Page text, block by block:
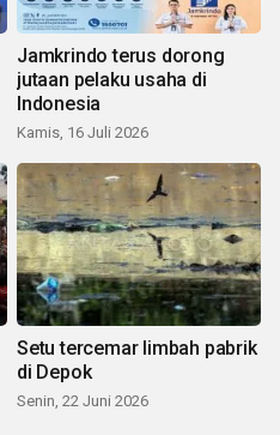
Jamkrindo terus dorong
jutaan pelaku usaha di
Indonesia
Kamis, 16 Juli 2026
Setu tercemar limbah pabrik
di Depok
Senin, 22 Juni 2026